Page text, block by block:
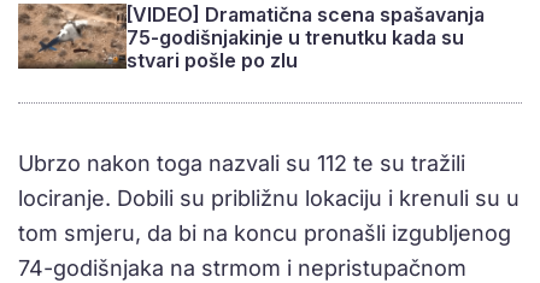
[VIDEO] Dramatična scena spašavanja
75-godišnjakinje u trenutku kada su
stvari pošle po zlu
Ubrzo nakon toga nazvali su 112 te su tražili
lociranje. Dobili su približnu lokaciju i krenuli su u
tom smjeru, da bi na koncu pronašli izgubljenog
74-godišnjaka na strmom i nepristupačnom